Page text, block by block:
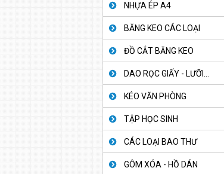
NHỰA ÉP A4
BĂNG KEO CÁC LOẠI
ĐỒ CẮT BĂNG KEO
DAO RỌC GIẤY - LƯỠI...
KÉO VĂN PHÒNG
TẬP HỌC SINH
CÁC LOẠI BAO THƯ
GÔM XÓA - HỒ DÁN